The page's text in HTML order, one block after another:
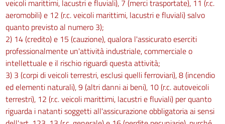
veicoli marittimi, lacustri e fluviali), 7 (merci trasportate), 11 (r.c.
aeromobili) e 12 (r.c. veicoli marittimi, lacustri e fluviali) salvo
quanto previsto al numero 3);
2) 14 (credito) e 15 (cauzione), qualora l'assicurato eserciti
professionalmente un'attività industriale, commerciale o
intellettuale e il rischio riguardi questa attività;
3) 3 (corpi di veicoli terrestri, esclusi quelli ferroviari), 8 (incendio
ed elementi naturali), 9 (altri danni ai beni), 10 (r.c. autoveicoli
terrestri), 12 (r.c. veicoli marittimi, lacustri e fluviali) per quanto
riguarda i natanti soggetti all'assicurazione obbligatoria ai sensi